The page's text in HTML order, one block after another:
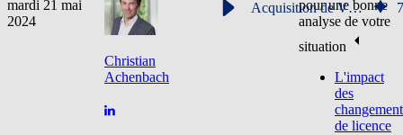
mardi 21 mai
2024
Christian
Achenbach
Acquisition de VMware par Broadcom : quel impact sur vos licences ? 7
pour une bonne
analyse de votre
situation
L'impact
des
de licence